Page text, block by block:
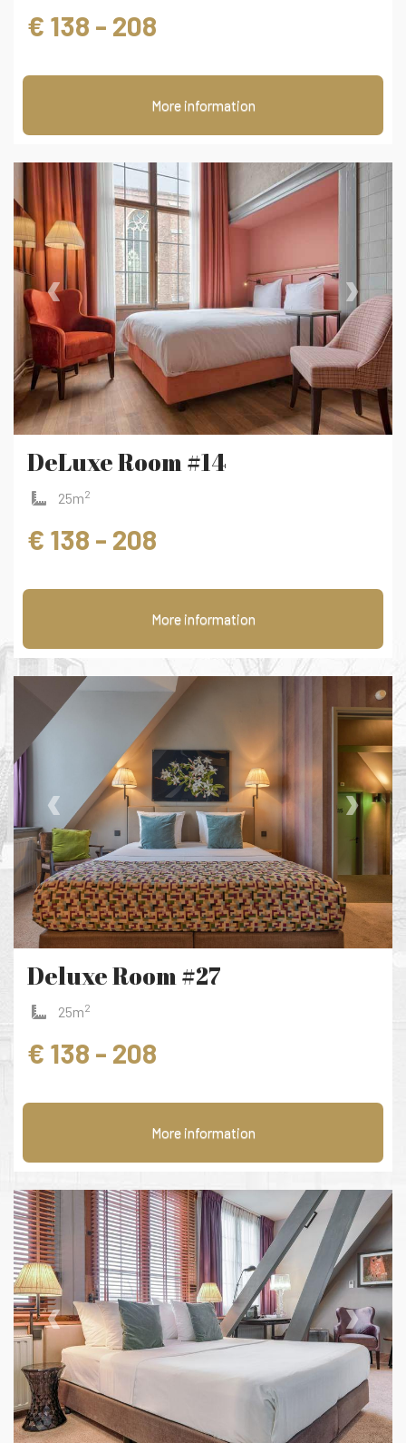
€ 138 - 208
More information
‹ ›
DeLuxe Room #14
25m2
€ 138 - 208
More information
‹ ›
Deluxe Room #27
25m2
€ 138 - 208
More information
‹ ›